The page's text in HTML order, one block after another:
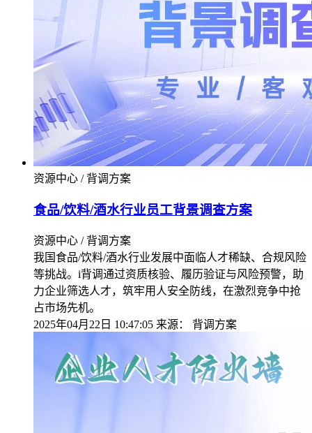
资源中心 / 背调方案
食品/饮料/酒水行业员工背景调查方案
资源中心 / 背调方案
我国食品/饮料/酒水行业发展中面临人才稀缺、合规风险
等挑战。i背调通过资质核验、履历验证与风险预警，助
力企业筛选人才，筑牢用人安全防线，在激烈竞争中抢
占市场先机。
2025年04月22日 10:47:05 来源： 背调方案